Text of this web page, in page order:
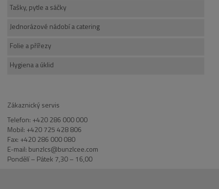
Tašky, pytle a sáčky
Jednorázové nádobí a catering
Folie a přířezy
Hygiena a úklid
Zákaznický servis
Telefon: +420 286 000 000
Mobil: +420 725 428 806
Fax: +420 286 000 080
E-mail: bunzlcs@bunzlcee.com
Pondělí – Pátek 7,30 – 16,00